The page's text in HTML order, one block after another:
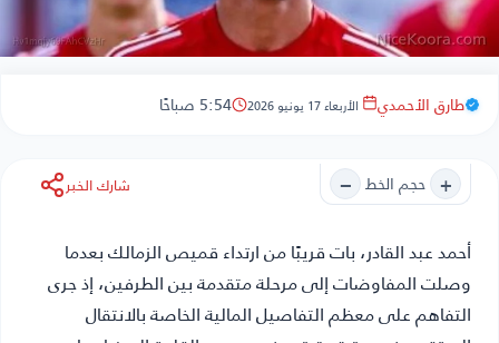
طارق الأحمدي الأربعاء 17 يونيو 2026 5:54 صباحًا
+ حجم الخط − شارك الخبر
أحمد عبد القادر، بات قريبًا من ارتداء قميص الزمالك بعدما
وصلت المفاوضات إلى مرحلة متقدمة بين الطرفين، إذ جرى
التفاهم على معظم التفاصيل المالية الخاصة بالانتقال